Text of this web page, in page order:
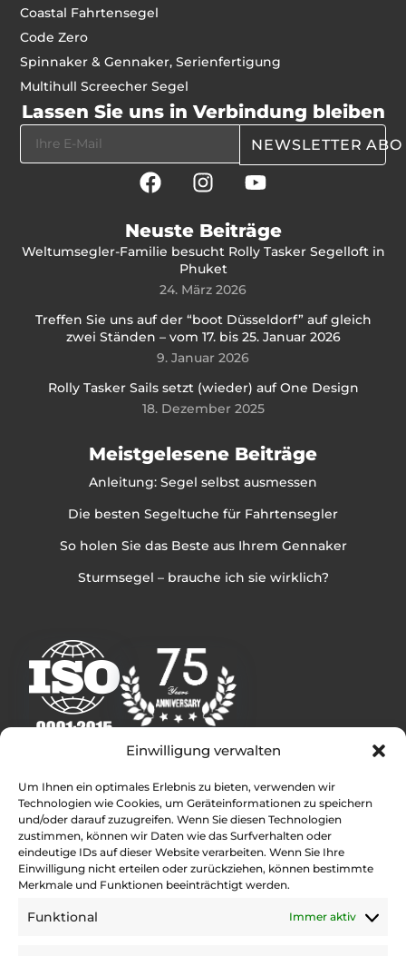
Einwilligung verwalten
Um Ihnen ein optimales Erlebnis zu bieten, verwenden wir
Technologien wie Cookies, um Geräteinformationen zu speichern
und/oder darauf zuzugreifen. Wenn Sie diesen Technologien
zustimmen, können wir Daten wie das Surfverhalten oder
eindeutige IDs auf dieser Website verarbeiten. Wenn Sie Ihre
Einwilligung nicht erteilen oder zurückziehen, können bestimmte
Merkmale und Funktionen beeinträchtigt werden.
Funktional Immer aktiv
Coastal Fahrtensegel
Code Zero
Spinnaker & Gennaker, Serienfertigung
Multihull Screecher Segel
Lassen Sie uns in Verbindung bleiben
NEWSLETTER ABO
Neuste Beiträge
Weltumsegler-Familie besucht Rolly Tasker Segelloft in
Phuket
24. März 2026
Treffen Sie uns auf der “boot Düsseldorf” auf gleich
zwei Ständen – vom 17. bis 25. Januar 2026
9. Januar 2026
Rolly Tasker Sails setzt (wieder) auf One Design
18. Dezember 2025
Meistgelesene Beiträge
Anleitung: Segel selbst ausmessen
Die besten Segeltuche für Fahrtensegler
So holen Sie das Beste aus Ihrem Gennaker
Sturmsegel – brauche ich sie wirklich?
Weitere Infos
Rolly Tasker Sails Deutschland – Internationale
Segelmacher
Kontakt
Rolly Tasker Sails Standorte
Bewertungen